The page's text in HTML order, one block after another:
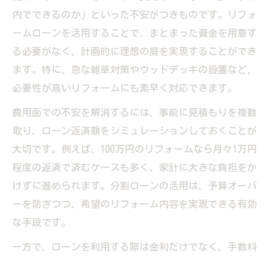
内でできるのか」といった不安がつきものです。リフォ
ームローンを活用することで、まとまった資金を用意す
る必要がなく、計画的に理想の庭を実現することができ
ます。特に、急な雑草対策やウッドデッキの設置など、
必要性が高いリフォームにも素早く対応できます。
費用面での不安を解消するには、事前に見積もりを複数
取り、ローン返済額をシミュレーションしておくことが
大切です。例えば、100万円のリフォームなら月々1万円
程度の返済で済むケースも多く、家計に大きな負担をか
けずに進められます。分割ローンの活用は、予算オーバ
ーを防ぎつつ、希望のリフォーム内容を実現できる有効
な手段です。
一方で、ローンを利用する際は金利だけでなく、手数料